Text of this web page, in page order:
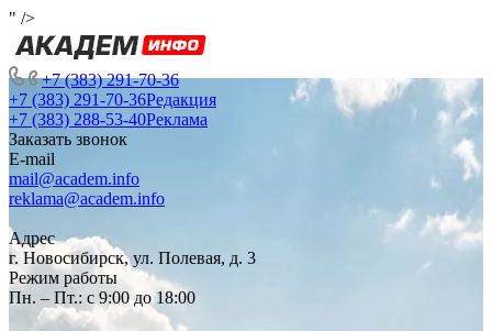
" />
+7 (383) 291-70-36
+7 (383) 291-70-36Редакция
+7 (383) 288-53-40Реклама
Заказать звонок
E-mail
mail@academ.info
reklama@academ.info
Адрес
г. Новосибирск, ул. Полевая, д. 3
Режим работы
Пн. – Пт.: с 9:00 до 18:00